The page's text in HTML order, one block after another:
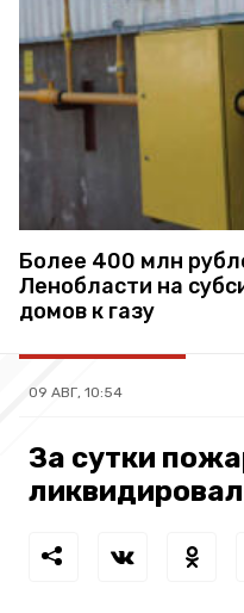
Более 400 млн
Ленобласти на
домов к газу
09 АВГ, 10:54
За сутки